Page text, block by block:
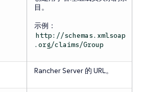
目。
示例：
http://schemas.xmlsoap
.org/claims/Group
Rancher Server 的 URL。